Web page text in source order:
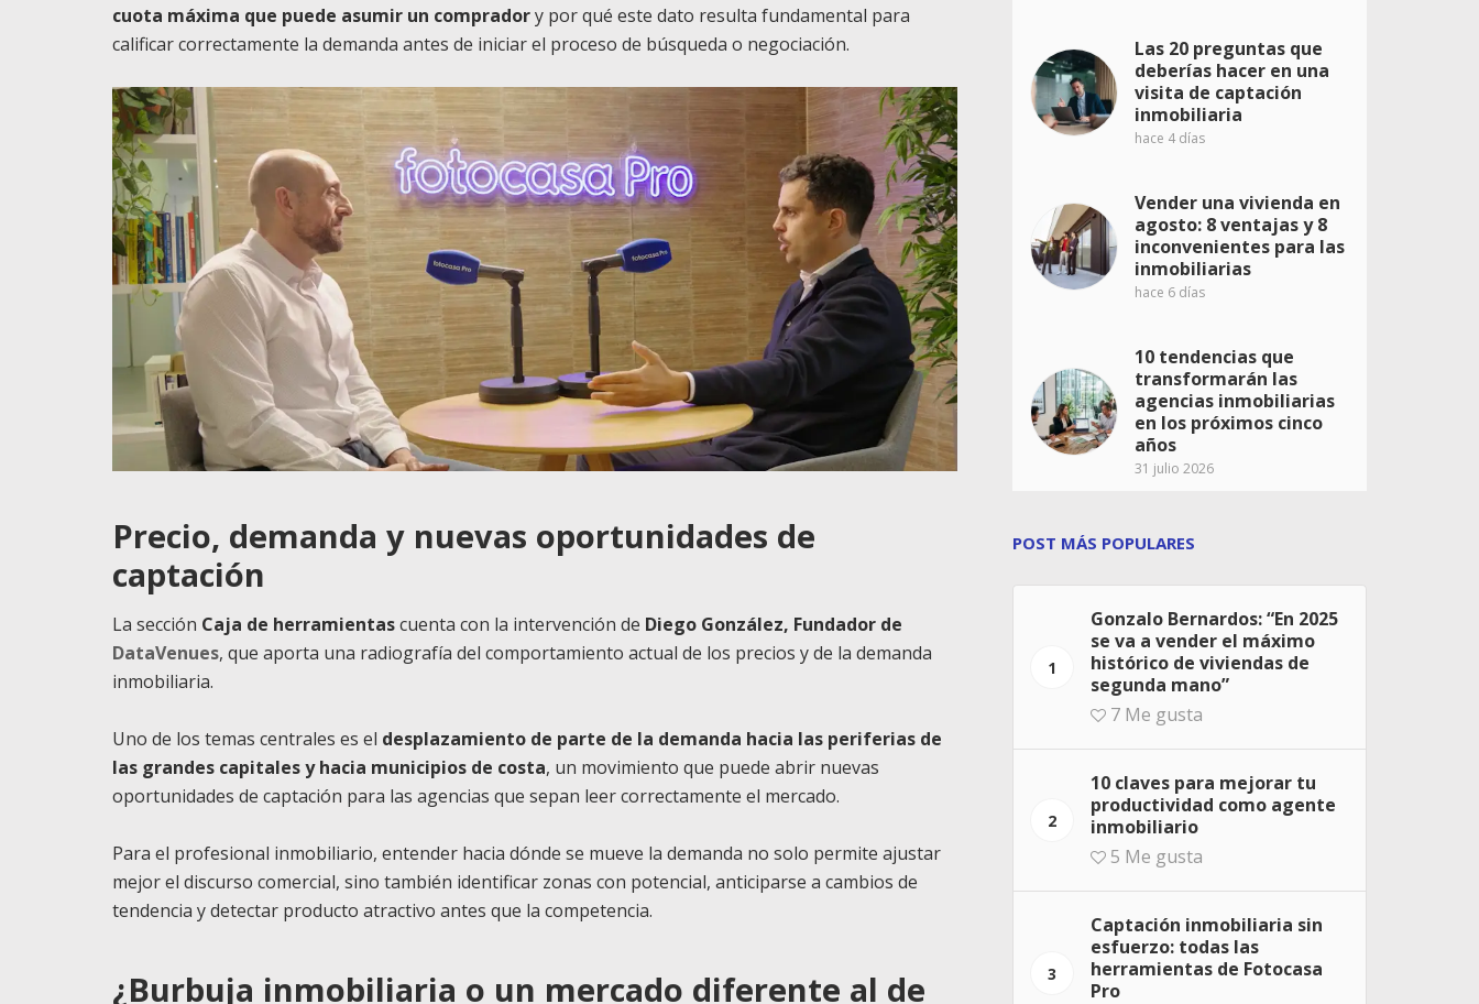
cuota máxima que puede asumir un compradory por qué este dato resulta fundamental para
calificar correctamente la demanda antes de iniciar el proceso de búsqueda o negociación.
Precio, demanda y nuevas oportunidades de
captación
La sección Caja de herramientascuenta con la intervención de Diego González, Fundador de
DataVenues, que aporta una radiografía del comportamiento actual de los precios y de la demanda
inmobiliaria.
Uno de los temas centrales es el desplazamiento de parte de la demanda hacia las periferias de
las grandes capitales y hacia municipios de costa, un movimiento que puede abrir nuevas
oportunidades de captación para las agencias que sepan leer correctamente el mercado.
Para el profesional inmobiliario, entender hacia dónde se mueve la demanda no solo permite ajustar
mejor el discurso comercial, sino también identificar zonas con potencial, anticiparse a cambios de
tendencia y detectar producto atractivo antes que la competencia.
¿Burbuja inmobiliaria o un mercado diferente al de
Las 20 preguntas que
deberías hacer en una
visita de captación
inmobiliaria
hace 4 días
Vender una vivienda en
agosto: 8 ventajas y 8
inconvenientes para las
inmobiliarias
hace 6 días
10 tendencias que
transformarán las
agencias inmobiliarias
en los próximos cinco
años
31 julio 2026
POST MÁS POPULARES
1
Gonzalo Bernardos: “En 2025
se va a vender el máximo
histórico de viviendas de
segunda mano”
7 Me gusta
2
10 claves para mejorar tu
productividad como agente
inmobiliario
5 Me gusta
3
Captación inmobiliaria sin
esfuerzo: todas las
herramientas de Fotocasa
Pro